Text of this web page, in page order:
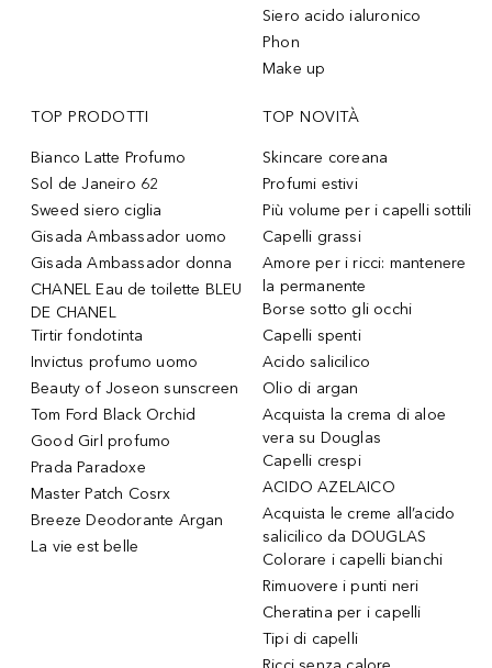
Siero acido ialuronico
Phon
Make up
TOP PRODOTTI
Bianco Latte Profumo
Sol de Janeiro 62
Sweed siero ciglia
Gisada Ambassador uomo
Gisada Ambassador donna
CHANEL Eau de toilette BLEU
DE CHANEL
Tirtir fondotinta
Invictus profumo uomo
Beauty of Joseon sunscreen
Tom Ford Black Orchid
Good Girl profumo
Prada Paradoxe
Master Patch Cosrx
Breeze Deodorante Argan
La vie est belle
TOP NOVITÀ
Skincare coreana
Profumi estivi
Più volume per i capelli sottili
Capelli grassi
Amore per i ricci: mantenere
la permanente
Borse sotto gli occhi
Capelli spenti
Acido salicilico
Olio di argan
Acquista la crema di aloe
vera su Douglas
Capelli crespi
ACIDO AZELAICO
Acquista le creme all’acido
salicilico da DOUGLAS
Colorare i capelli bianchi
Rimuovere i punti neri
Cheratina per i capelli
Tipi di capelli